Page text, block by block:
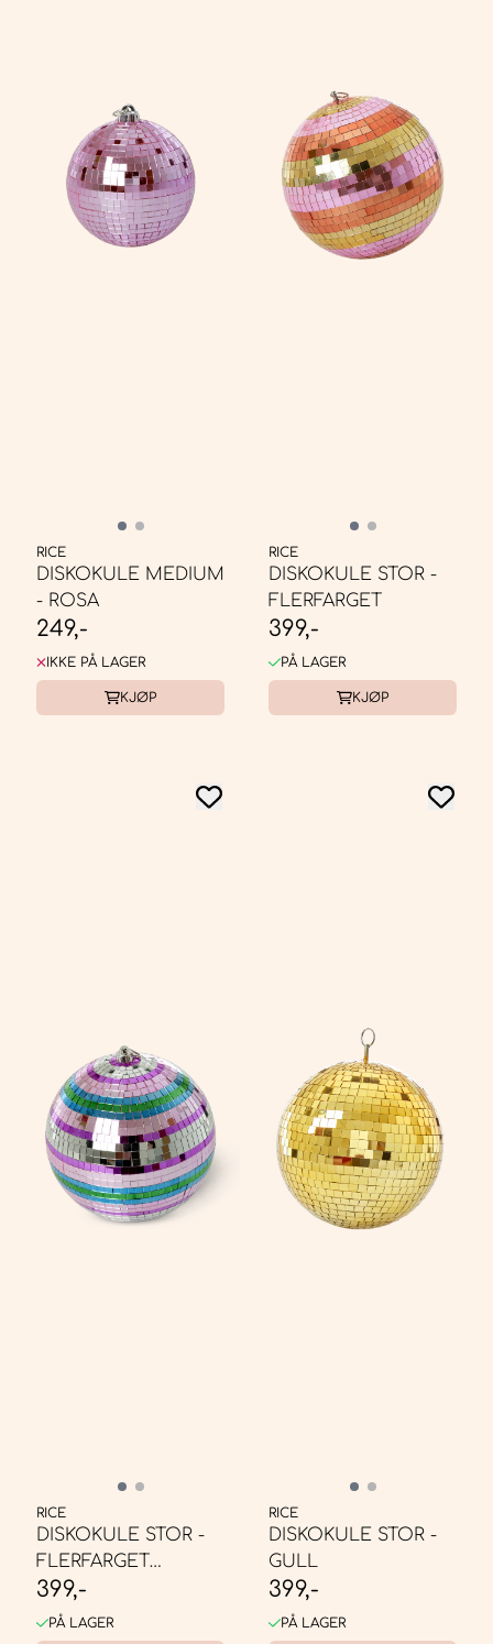
RICE
DISKOKULE MEDIUM
- ROSA
249,-
IKKE PÅ LAGER
KJØP
RICE
DISKOKULE STOR -
FLERFARGET
399,-
PÅ LAGER
KJØP
RICE
DISKOKULE STOR -
FLERFARGET
ROSA/BLÅ
399,-
PÅ LAGER
RICE
DISKOKULE STOR -
GULL
399,-
PÅ LAGER